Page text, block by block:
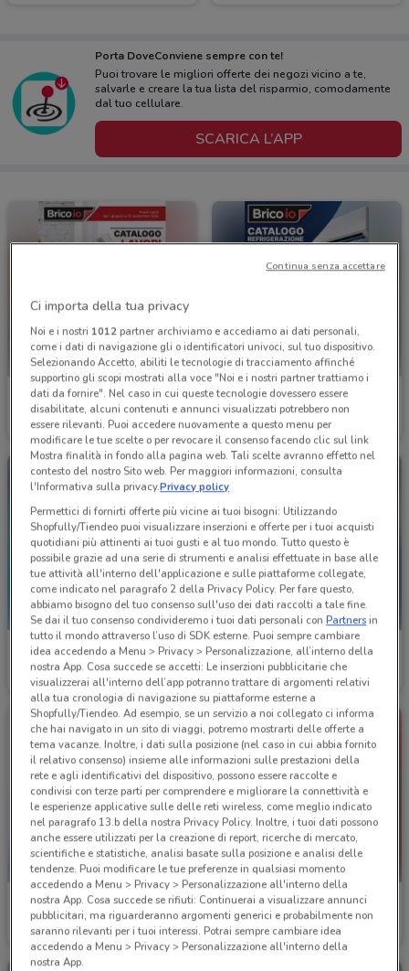
Porta DoveConviene sempre con te!
Puoi trovare le migliori offerte dei negozi vicino a te,
salvarle e creare la tua lista del risparmio, comodamente
dal tuo cellulare.
SCARICA L’APP
Bricoio
Scade il 30/09 819 m
Bricoio
Scade il 06/09
Fervi
Scade il 31/12 945 m
Fervi
Scade il 31/12 945 m
Fervi
Scade il 31/12 945 m
Würth
Scade il 31/12
Ci importa della tua privacy
Noi e i nostri 1012partner archiviamo e accediamo ai dati personali,
come i dati di navigazione gli o identificatori univoci, sul tuo dispositivo.
Selezionando Accetto, abiliti le tecnologie di tracciamento affinché
supportino gli scopi mostrati alla voce "Noi e i nostri partner trattiamo i
dati da fornire". Nel caso in cui queste tecnologie dovessero essere
disabilitate, alcuni contenuti e annunci visualizzati potrebbero non
essere rilevanti. Puoi accedere nuovamente a questo menu per
modificare le tue scelte o per revocare il consenso facendo clic sul link
Mostra finalità in fondo alla pagina web. Tali scelte avranno effetto nel
contesto del nostro Sito web. Per maggiori informazioni, consulta
l'Informativa sulla privacy.Privacy policy
Permettici di fornirti offerte più vicine ai tuoi bisogni: Utilizzando
Shopfully/Tiendeo puoi visualizzare inserzioni e offerte per i tuoi acquisti
quotidiani più attinenti ai tuoi gusti e al tuo mondo. Tutto questo è
possibile grazie ad una serie di strumenti e analisi effettuate in base alle
tue attività all'interno dell'applicazione e sulle piattaforme collegate,
come indicato nel paragrafo 2 della Privacy Policy. Per fare questo,
abbiamo bisogno del tuo consenso sull'uso dei dati raccolti a tale fine.
Se dai il tuo consenso condivideremo i tuoi dati personali conPartnersin
tutto il mondo attraverso l’uso di SDK esterne. Puoi sempre cambiare
idea accedendo a Menu > Privacy > Personalizzazione, all’interno della
nostra App. Cosa succede se accetti: Le inserzioni pubblicitarie che
visualizzerai all'interno dell’app potranno trattare di argomenti relativi
alla tua cronologia di navigazione su piattaforme esterne a
Shopfully/Tiendeo. Ad esempio, se un servizio a noi collegato ci informa
che hai navigato in un sito di viaggi, potremo mostrarti delle offerte a
tema vacanze. Inoltre, i dati sulla posizione (nel caso in cui abbia fornito
il relativo consenso) insieme alle informazioni sulle prestazioni della
rete e agli identificativi del dispositivo, possono essere raccolte e
condivisi con terze parti per comprendere e migliorare la connettività e
le esperienze applicative sulle delle reti wireless, come meglio indicato
nel paragrafo 13.b della nostra Privacy Policy. Inoltre, i tuoi dati possono
anche essere utilizzati per la creazione di report, ricerche di mercato,
scientifiche e statistiche, analisi basate sulla posizione e analisi delle
tendenze. Puoi modificare le tue preferenze in qualsiasi momento
accedendo a Menu > Privacy > Personalizzazione all'interno della
nostra App. Cosa succede se rifiuti: Continuerai a visualizzare annunci
pubblicitari, ma riguarderanno argomenti generici e probabilmente non
saranno rilevanti per i tuoi interessi. Potrai sempre cambiare idea
accedendo a Menu > Privacy > Personalizzazione all'interno della
nostra App.
Continua senza accettare